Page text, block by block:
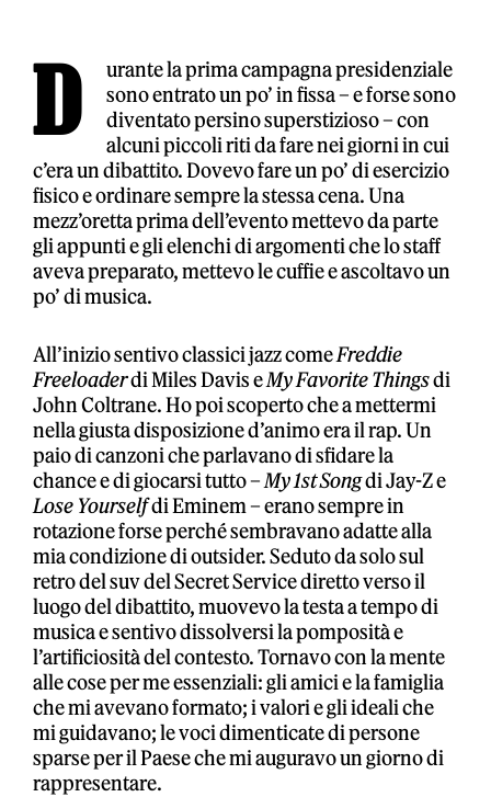
D
urante la prima campagna presidenziale
sono entrato un po’ in fissa – e forse sono
diventato persino superstizioso – con
alcuni piccoli riti da fare nei giorni in cui
c’era un dibattito. Dovevo fare un po’ di esercizio
fisico e ordinare sempre la stessa cena. Una
mezz’oretta prima dell’evento mettevo da parte
gli appunti e gli elenchi di argomenti che lo staff
aveva preparato, mettevo le cuffie e ascoltavo un
po’ di musica.
All’inizio sentivo classici jazz comeFreddie
Freeloaderdi Miles Davis eMy Favorite Thingsdi
John Coltrane. Ho poi scoperto che a mettermi
nella giusta disposizione d’animo era il rap. Un
paio di canzoni che parlavano di sfidare la
chance e di giocarsi tutto –My 1st Songdi Jay-Z e
Lose Yourselfdi Eminem – erano sempre in
rotazione forse perché sembravano adatte alla
mia condizione di outsider. Seduto da solo sul
retro del suv del Secret Service diretto verso il
luogo del dibattito, muovevo la testa a tempo di
musica e sentivo dissolversi la pomposità e
l’artificiosità del contesto. Tornavo con la mente
alle cose per me essenziali: gli amici e la famiglia
che mi avevano formato; i valori e gli ideali che
mi guidavano; le voci dimenticate di persone
sparse per il Paese che mi auguravo un giorno di
rappresentare.